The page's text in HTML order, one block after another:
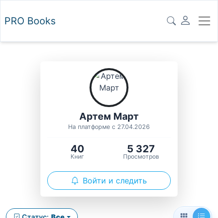
PRO Books
Артем Март
На платформе с 27.04.2026
40
Книг
5 327
Просмотров
Войти и следить